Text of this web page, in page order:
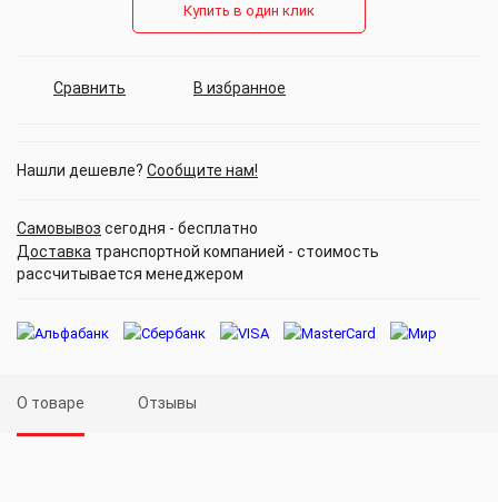
Купить в один клик
Сравнить В избранное
Нашли дешевле? Сообщите нам!
Самовывоз сегодня - бесплатно
Доставка транспортной компанией - стоимость
рассчитывается менеджером
О товаре Отзывы